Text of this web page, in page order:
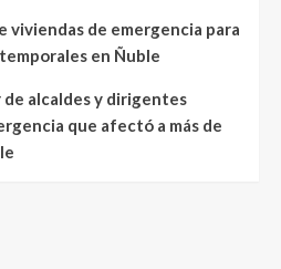
viviendas de emergencia para
en Ñuble
alcaldes y dirigentes
que afectó a más de